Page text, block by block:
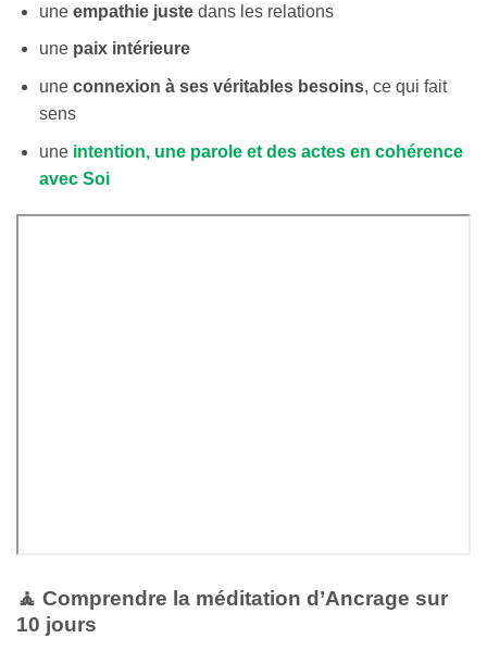
une empathie justedans les relations
une paix intérieure
une connexion à ses véritables besoins, ce qui fait
sens
uneintention, une parole et des actes en cohérence
avec Soi
🧘 Comprendre la méditation d’Ancrage sur
10 jours